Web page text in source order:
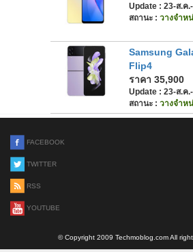
Update : 23-ส.ค
สถานะ : วางจำห
Samsung
Flip4
ราคา 35,900
Update : 23-ส.ค
สถานะ : วางจำห
FACEBOOK
TWITTER
RSS
YOUTUBE
© Copyright 2009 Techmoblog.com All